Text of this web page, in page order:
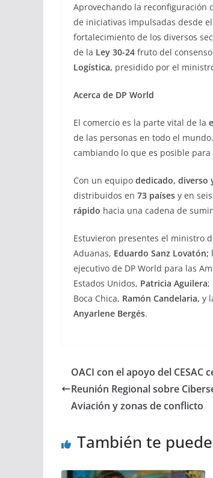
Aprovechando la reconfiguración
de iniciativas impulsadas desde
fortalecimiento de los diversos
de la Ley 30-24 fruto del
Logística, presidido por el
Acerca de DP World
El comercio es la parte vital de la
de las personas en todo el
cambiando lo que es posible
Con un equipo dedicado, diverso
distribuidos en 73 países y en
rápido hacia una cadena de
Estuvieron presentes el ministro
Aduanas, Eduardo Sanz Lovatón;
ejecutivo de DP World para las
Estados Unidos, Patricia Aguilera;
Boca Chica, Ramón Candelaria, y
Anyarlene Bergés.
OACI con el apoyo del CESAC
Reunión Regional sobre
Aviación y zonas de conflicto
También te